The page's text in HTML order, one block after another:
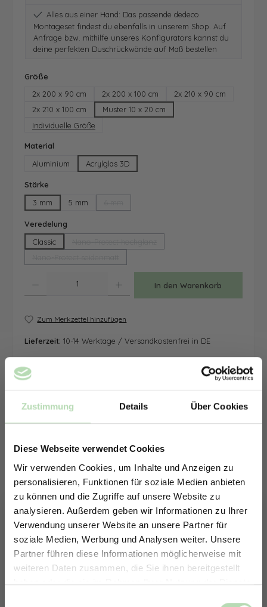
Zustimmung Details Über Cookies
Diese Webseite verwendet Cookies
Wir verwenden Cookies, um Inhalte und Anzeigen zu
personalisieren, Funktionen für soziale Medien anbieten
zu können und die Zugriffe auf unsere Website zu
analysieren. Außerdem geben wir Informationen zu Ihrer
Verwendung unserer Website an unsere Partner für
soziale Medien, Werbung und Analysen weiter. Unsere
Partner führen diese Informationen möglicherweise mit
weiteren Daten zusammen, die Sie ihnen bereitgestellt
haben oder die sie im Rahmen Ihrer Nutzung der Dienste
Alles aus einer Hand: Das passende dedeco
Montageset findest du ebenfalls in unserem Shop. Auf
Anfrage bzw. mithilfe unseres Konfigurators kannst du
deine perfekten Duschrückwände auf Maß bestellen
Größe
2x 200 x 90 cm
2x 200 x 100 cm
2x 210 x 90 cm
2x 210 x 100 cm
Muster 10 x 20 cm
Individuelle Größe
Material
Aluminium
Acrylglas 3D
Stärke
3 mm
5 mm
Veredelung
Classic
In den Warenkorb
Zum Merkzettel hinzufügen
Lieferzeit: 10-14 Werktage / Versandkostenfrei in DE
ERHALTE 5% RABATT AUF
DEINE RÜCKWÄNDE